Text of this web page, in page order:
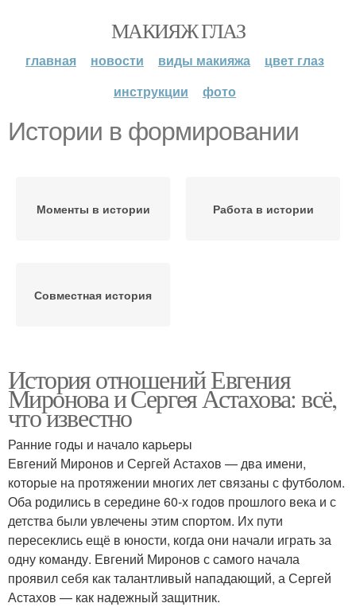
МАКИЯЖ ГЛАЗ
главная новости виды макияжа
цвет глаз
инструкции
фото
Истории в формировании
Моменты в истории Работа в истории
Совместная история
История отношений Евгения
Миронова и Сергея Астахова: всё,
что известно
Ранние годы и начало карьеры
Евгений Миронов и Сергей Астахов — два имени,
которые на протяжении многих лет связаны с футболом.
Оба родились в середине 60-х годов прошлого века и с
детства были увлечены этим спортом. Их пути
пересеклись ещё в юности, когда они начали играть за
одну команду. Евгений Миронов с самого начала
проявил себя как талантливый нападающий, а Сергей
Астахов — как надежный защитник.